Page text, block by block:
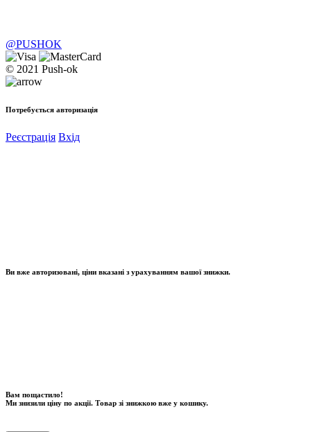
@PUSHOK
© 2021 Push-ok
Потребується авторизація
Реєстрація Вхід
Ви вже авторизовані, ціни вказані з урахуванням вашої знижки.
Вам пощастило!
Ми знизили ціну по акції. Товар зі знижкою вже у кошику.